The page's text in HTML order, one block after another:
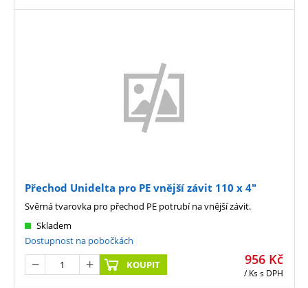
Přechod Unidelta pro PE vnější závit 110 x 4"
956 Kč
/ Kss DPH
Skladem
Dostupnost na pobočkách
KOUPIT
Svěrná tvarovka pro přechod PE potrubí na vnější závit.